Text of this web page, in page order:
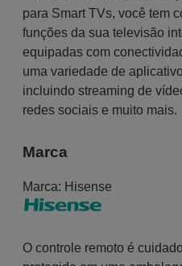
para Smart TVs, você tem
funções da sua televisão
equipadas com
uma variedade de
incluindo streaming de
redes sociais e muito mais.
Marca
Marca: Hisense
O controle remoto é